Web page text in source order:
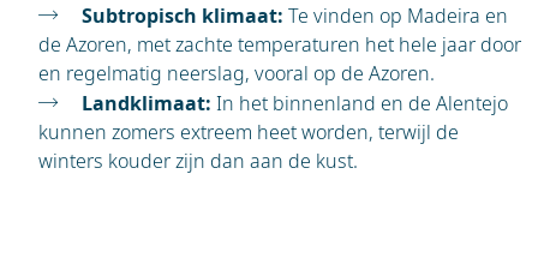
Subtropisch klimaat: Te vinden op Madeira en
de Azoren, met zachte temperaturen het hele jaar door
en regelmatig neerslag, vooral op de Azoren.
Landklimaat: In het binnenland en de Alentejo
kunnen zomers extreem heet worden, terwijl de
winters kouder zijn dan aan de kust.